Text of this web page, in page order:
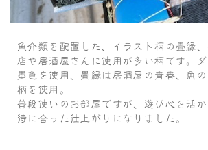
魚介類を配置した、イラスト柄の畳縁
店や居酒屋さんに使用が多い柄です。
墨色を使用、畳縁は居酒屋の青春、魚
柄を使用。
普段使いのお部屋ですが、遊び心を活
待に合った仕上がりになりました。